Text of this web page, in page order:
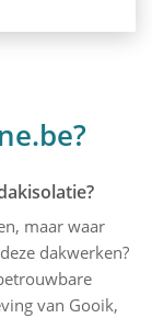
maar waar
dakwerken?
van Gooik,